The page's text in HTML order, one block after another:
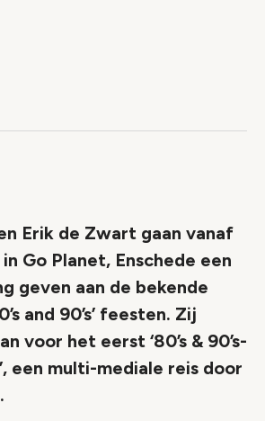
Erik de Zwart gaan vanaf
Go Planet, Enschede een
geven aan de bekende
and 90’s’ feesten. Zij
voor het eerst ‘80’s & 90’s-
een multi-mediale reis door